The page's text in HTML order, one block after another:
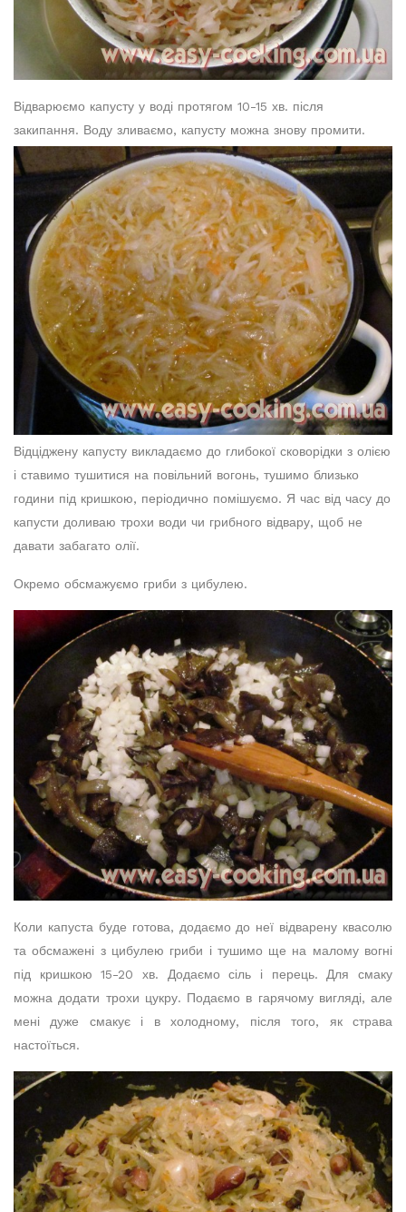
Відварюємо капусту у воді протягом 10-15 хв. після
закипання. Воду зливаємо, капусту можна знову промити.
Відціджену капусту викладаємо до глибокої сковорідки з олією
і ставимо тушитися на повільний вогонь, тушимо близько
години під кришкою, періодично помішуємо. Я час від часу до
капусти доливаю трохи води чи грибного відвару, щоб не
давати забагато олії.
Окремо обсмажуємо гриби з цибулею.
Коли капуста буде готова, додаємо до неї відварену квасолю
та обсмажені з цибулею гриби і тушимо ще на малому вогні
під кришкою 15-20 хв. Додаємо сіль і перець. Для смаку
можна додати трохи цукру. Подаємо в гарячому вигляді, але
мені дуже смакує і в холодному, після того, як страва
настоїться.